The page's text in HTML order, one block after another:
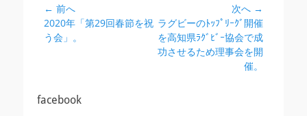
投
稿
ナ
ー
← 前へ
前
の
2020年「第29回春節を祝
う会」。
次へ →
次
の
投
ラグビーのﾄｯﾌﾟﾘｰｸﾞ開催
を高知県ﾗｸﾞﾋﾞｰ協会で成
功させるため理事会を開
催。
facebook